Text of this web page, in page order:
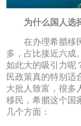
为什么国人选
在办理希腊移民
多，占比接近六成
如此大的吸引力呢
民政策真的特别适
大批人致富，很多
移民，希腊这个国
几个方面：